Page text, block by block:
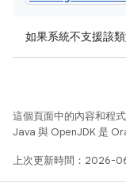
如果系統不支援該類
這個頁面中的內容和程
Java 與 OpenJDK 是
上次更新時間：2026-